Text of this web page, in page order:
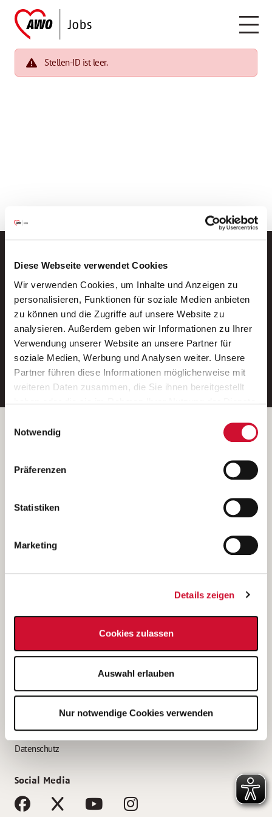
Diese Webseite verwendet Cookies
Wir verwenden Cookies, um Inhalte und Anzeigen zu
personalisieren, Funktionen für soziale Medien anbieten
zu können und die Zugriffe auf unsere Website zu
analysieren. Außerdem geben wir Informationen zu Ihrer
Verwendung unserer Website an unsere Partner für
soziale Medien, Werbung und Analysen weiter. Unsere
Partner führen diese Informationen möglicherweise mit
weiteren Daten zusammen, die Sie ihnen bereitgestellt
Wenn Sie auf „Cookies zulassen“ klicken, so stimmen
Sie der Speicherung sämtlicher Cookies zu. Sie können
Ihre Einwilligung selbstverständlich jederzeit widerrufen,
indem Sie die Cookie-Einstellungen aufrufen und diese
unsererDatenschutzerklärung
Notwendig
Präferenzen
Statistiken
Marketing
Details zeigen
Cookies zulassen
Auswahl erlauben
Nur notwendige Cookies verwenden
Stellen-ID ist leer.
Neue Stellen per E-Mail.
Ein kostenloser Service von AWO
Jobs.
E-Mail-Adresse eintragen
Betreiber der Webseite
Kantstraße 45a
(Ein Tochterunternehmen des AWO Bezirksverbandes Unterfranken
e.V.)
Bewerbung als Altenpflegehelfer*in
Bewerbung als Erzieher*in
AWO Gliederungen nach Bundesland
Impressum
Datenschutz
Social Media